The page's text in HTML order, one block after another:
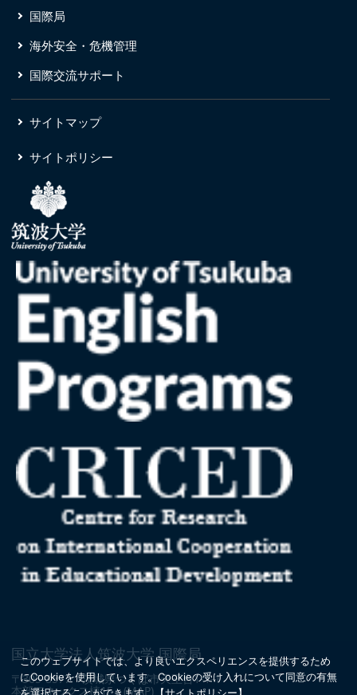
国際局
海外安全・危機管理
国際交流サポート
サイトマップ
サイトポリシー
国立大学法人筑波大学 国際局
〒305-8577 茨城県つくば市天王台1-1-1
本部アネックス棟1F (MAP)
このウェブサイトでは、より良いエクスペリエンスを提供するため
にCookieを使用しています。Cookieの受け入れについて同意の有無